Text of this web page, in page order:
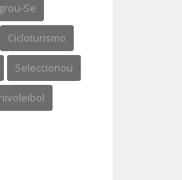
Se
Cicloturismo
Seleccionou